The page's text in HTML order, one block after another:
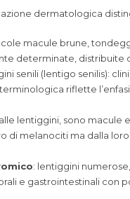
dermatologica
macule brune,
determinate,
senili (lentigo senilis):
riflette
lentiggini, sono macule
di melanociti ma dalla
: lentiggini
e gastrointestinali con